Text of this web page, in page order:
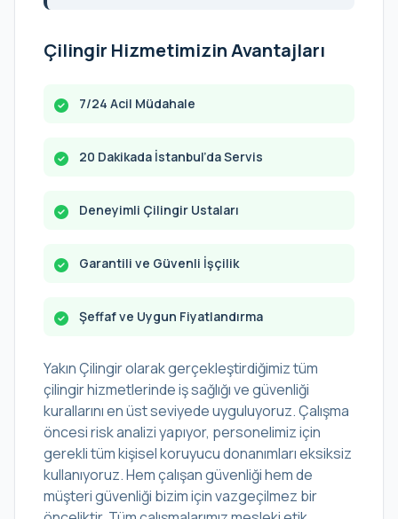
Çilingir Hizmetimizin Avantajları
7/24 Acil Müdahale
20 Dakikada İstanbul’da Servis
Deneyimli Çilingir Ustaları
Garantili ve Güvenli İşçilik
Şeffaf ve Uygun Fiyatlandırma
Yakın Çilingir olarak gerçekleştirdiğimiz tüm
çilingir hizmetlerinde iş sağlığı ve güvenliği
kurallarını en üst seviyede uyguluyoruz. Çalışma
öncesi risk analizi yapıyor, personelimiz için
gerekli tüm kişisel koruyucu donanımları eksiksiz
kullanıyoruz. Hem çalışan güvenliği hem de
müşteri güvenliği bizim için vazgeçilmez bir